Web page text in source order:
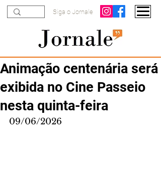
Siga o Jornale
Animação centenária será
exibida no Cine Passeio
nesta quinta-feira
09/06/2026